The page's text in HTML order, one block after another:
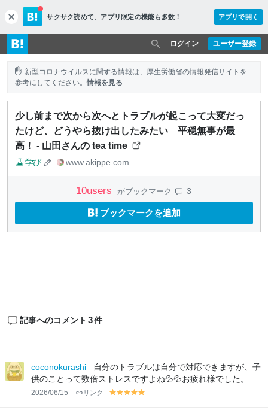
c
l
o
s
e
サクサク読めて、 アプリ限定の機能も多数！ アプリで開く
ユーザー登録
ログイン
新型コロナウイルスに関する情報は、厚生労働省の情報発信サイトを
参考にしてください。情報を見る
少し前まで次から次へとトラブルが起こって大変だっ
たけど、どうやら抜け出したみたい 平穏無事が最
高！ - 山田さんの tea time
学び www.akippe.com
10users がブックマーク 3
ブックマークを追加
記事へのコメント 3件
coconokurashi
自分のトラブルは自分で対応できますが、子
供のことって数倍ストレスですよね💦💦お疲れ様でした。
2026/06/15 リンク
y y y y